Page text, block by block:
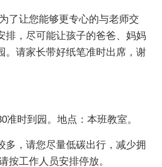
了让您能够更专心的与老师交
排，尽可能让孩子的爸爸、妈妈
。请家长带好纸笔准时出席，谢
准时到园。地点：本班教室。
多，请您尽量低碳出行，减少拥
按工作人员安排停放。